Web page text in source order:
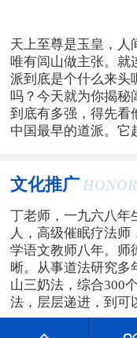
天上至尊是玉皇，人
唯有闾山做主张。就
派到底是个什么来头
吗？今天就为你揭秘
到底有多强，得先看
中国最早的道派。它
文化推广
丁老师，一九六八年
人，高级催眠疗法
学语文教师八年。师
晰。从事道法研究多
山三奶法，综合300
法，层层递进，到可